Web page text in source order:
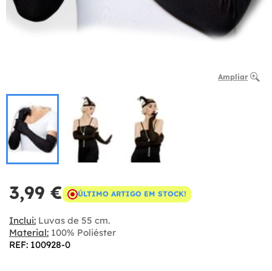
Ampliar
3,99 € ÚLTIMO ARTIGO EM STOCK!
Inclui: Luvas de 55 cm.
Material: 100% Poliéster
REF: 100928-0